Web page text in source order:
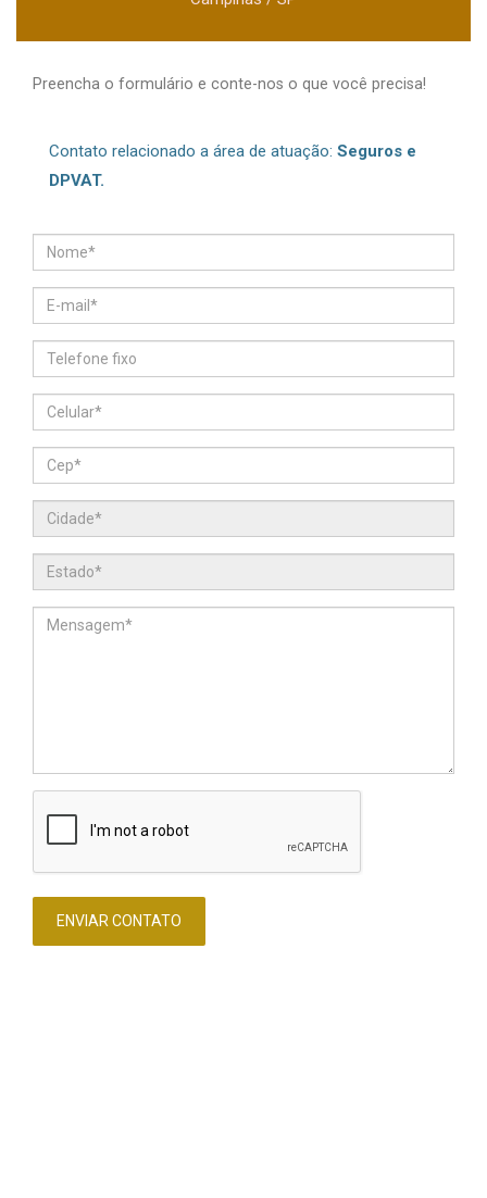
Preencha o formulário e conte-nos o que você precisa!
Contato relacionado a área de atuação: Seguros e
DPVAT.
ENVIAR CONTATO